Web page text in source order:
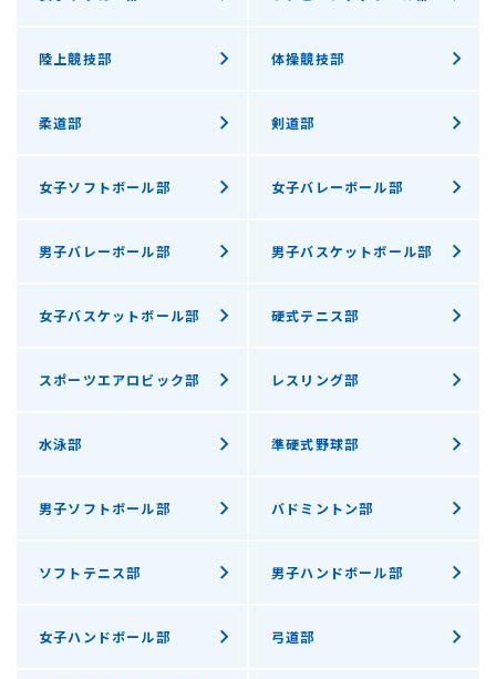
陸上競技部 体操競技部
柔道部 剣道部
女子ソフトボール部 女子バレーボール部
男子バレーボール部 男子バスケットボール部
女子バスケットボール部 硬式テニス部
スポーツエアロビック部 レスリング部
水泳部 準硬式野球部
男子ソフトボール部 バドミントン部
ソフトテニス部 男子ハンドボール部
女子ハンドボール部 弓道部